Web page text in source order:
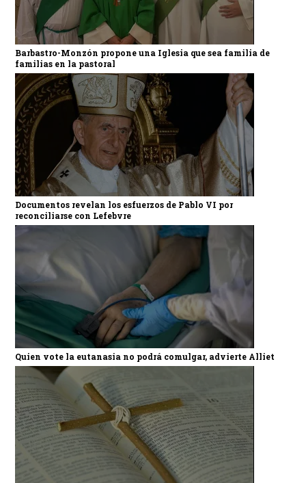
Barbastro-Monzón propone una Iglesia que sea familia de
familias en la pastoral
Documentos revelan los esfuerzos de Pablo VI por
reconciliarse con Lefebvre
Quien vote la eutanasia no podrá comulgar, advierte Alliet